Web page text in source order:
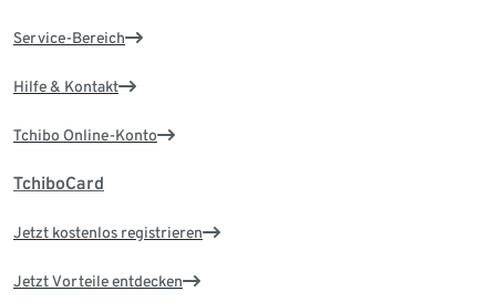
Service-Bereich
Hilfe & Kontakt
Tchibo Online-Konto
TchiboCard
Jetzt kostenlos registrieren
Jetzt Vorteile entdecken